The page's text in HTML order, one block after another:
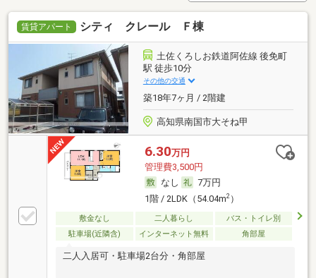
賃貸アパート シティ クレール Ｆ棟
土佐くろしお鉄道阿佐線 後免町
駅 徒歩10分
その他の交通
築18年7ヶ月 / 2階建
高知県南国市大そね甲
6.30万円
管理費3,500円
なし
7万円
1階 / 2LDK（54.04m2）
敷金なし 二人暮らし
バス・トイレ別
駐車場(近隣含)
インターネット無料 角部屋
二人入居可・駐車場2台分・角部屋